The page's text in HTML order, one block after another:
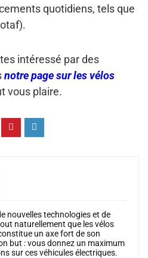
quotidiens, tels que
intéressé par des
notre page sur les vélos
vous plaire.
nouvelles technologies et de
naturellement que les vélos
un axe fort de son
but : vous donnez un maximum
sur ces véhicules électriques.